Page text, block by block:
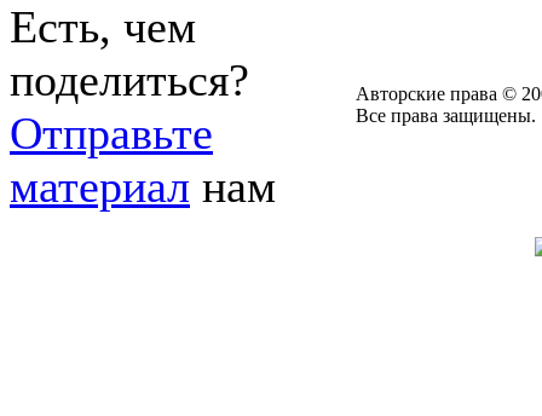
Есть, чем
поделиться?
Отправьте
материал нам
Авторские права ©
Все права защищены.